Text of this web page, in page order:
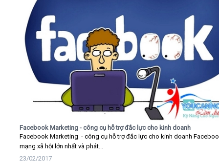
Facebook Marketing - công cụ hỗ trợ đắc lực cho kinh doanh
Facebook Marketing - công cụ hỗ trợ đắc lực cho kinh doanh
mạng xã hội lớn nhất và phát...
23/02/2017